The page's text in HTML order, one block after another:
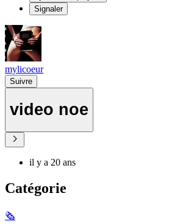
Signaler
mylicoeur
Suivre
video noe
il y a 20 ans
Catégorie
🗞